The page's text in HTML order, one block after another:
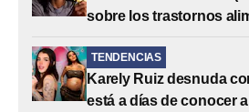
sobre los trastornos
TENDENCIAS
Karely Ruiz desnuda
está a días de conocer